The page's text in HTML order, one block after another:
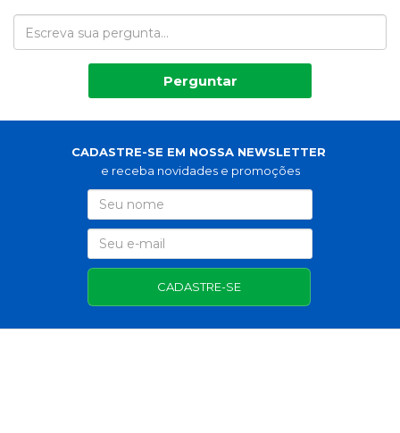
Perguntar
CADASTRE-SE EM NOSSA NEWSLETTER
e receba novidades e promoções
CADASTRE-SE